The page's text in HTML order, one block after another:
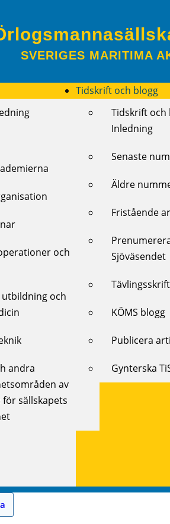
SVERIGES MARITIMA
och
utbildning och
andra
av
för sällskapets
Tidskrift och blogg
Tidskrift och
Inledning
Senaste
Äldre
Fristående
Sjöväsendet
KÖMS blogg
Publicera
Gynterska